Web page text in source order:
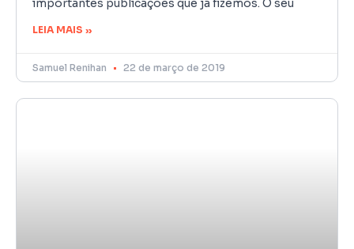
importantes publicações que já fizemos. O seu
LEIA MAIS »
Samuel Renihan 22 de março de 2019